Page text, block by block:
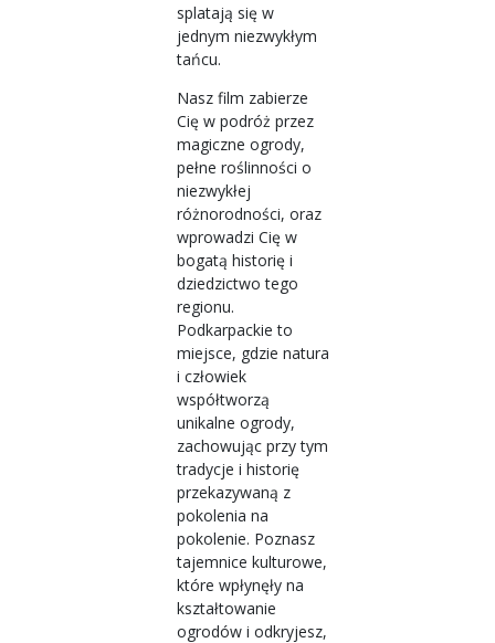
splatają się w
jednym niezwykłym
tańcu.
Nasz film zabierze
Cię w podróż przez
magiczne ogrody,
pełne roślinności o
niezwykłej
różnorodności, oraz
wprowadzi Cię w
bogatą historię i
dziedzictwo tego
regionu.
Podkarpackie to
miejsce, gdzie natura
i człowiek
współtworzą
unikalne ogrody,
zachowując przy tym
tradycje i historię
przekazywaną z
pokolenia na
pokolenie. Poznasz
tajemnice kulturowe,
które wpłynęły na
kształtowanie
ogrodów i odkryjesz,